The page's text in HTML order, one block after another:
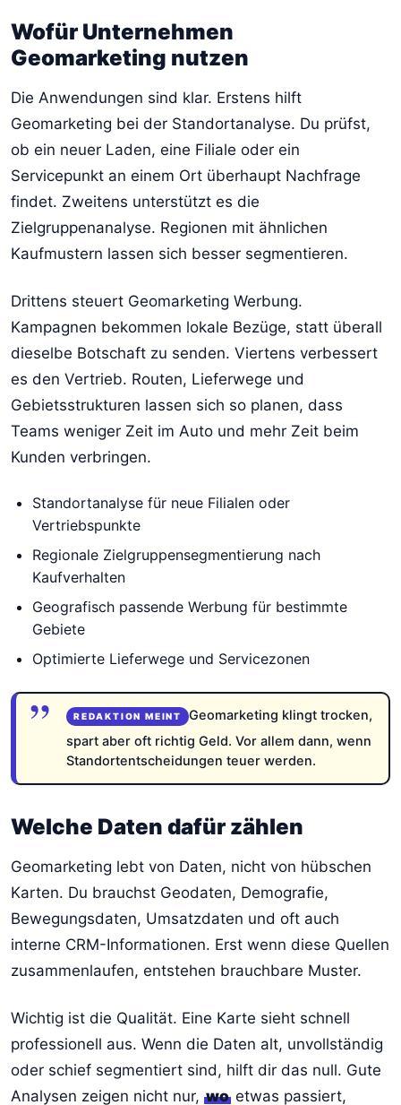
Wofür Unternehmen
Geomarketing nutzen
Die Anwendungen sind klar. Erstens hilft
Geomarketing bei der Standortanalyse. Du prüfst,
ob ein neuer Laden, eine Filiale oder ein
Servicepunkt an einem Ort überhaupt Nachfrage
findet. Zweitens unterstützt es die
Zielgruppenanalyse. Regionen mit ähnlichen
Kaufmustern lassen sich besser segmentieren.
Drittens steuert Geomarketing Werbung.
Kampagnen bekommen lokale Bezüge, statt überall
dieselbe Botschaft zu senden. Viertens verbessert
es den Vertrieb. Routen, Lieferwege und
Gebietsstrukturen lassen sich so planen, dass
Teams weniger Zeit im Auto und mehr Zeit beim
Kunden verbringen.
Standortanalyse für neue Filialen oder
Vertriebspunkte
Regionale Zielgruppensegmentierung nach
Kaufverhalten
Geografisch passende Werbung für bestimmte
Gebiete
Optimierte Lieferwege und Servicezonen
Geomarketing klingt trocken,
spart aber oft richtig Geld. Vor allem dann, wenn
Standortentscheidungen teuer werden.
Welche Daten dafür zählen
Geomarketing lebt von Daten, nicht von hübschen
Karten. Du brauchst Geodaten, Demografie,
Bewegungsdaten, Umsatzdaten und oft auch
interne CRM-Informationen. Erst wenn diese Quellen
zusammenlaufen, entstehen brauchbare Muster.
Wichtig ist die Qualität. Eine Karte sieht schnell
professionell aus. Wenn die Daten alt, unvollständig
oder schief segmentiert sind, hilft dir das null. Gute
Analysen zeigen nicht nur, wo etwas passiert,